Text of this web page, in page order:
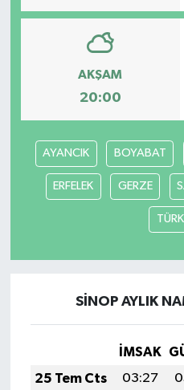
AKŞAM
20:00
AYANCIK BOYABAT
ERFELEK GERZE
SİNOP AYLIK
İMSAK
25 Tem Cts
03:27